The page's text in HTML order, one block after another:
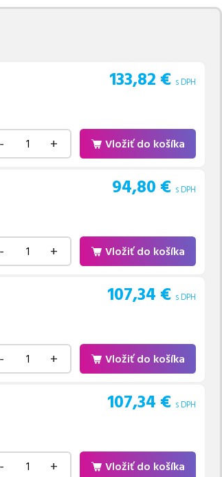
133,82 € s DPH
- + Vložiť do košíka
94,80 € s DPH
- + Vložiť do košíka
107,34 € s DPH
- + Vložiť do košíka
107,34 € s DPH
- + Vložiť do košíka